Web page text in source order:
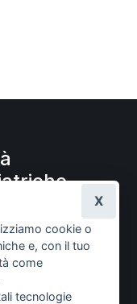
cookie o
e, con il tuo
come
tecnologie
X